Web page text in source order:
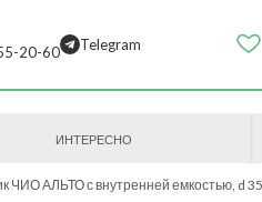
20-60 Telegram
ИНТЕРЕСНО
ЧИО АЛЬТО с внутренней емкостью, d